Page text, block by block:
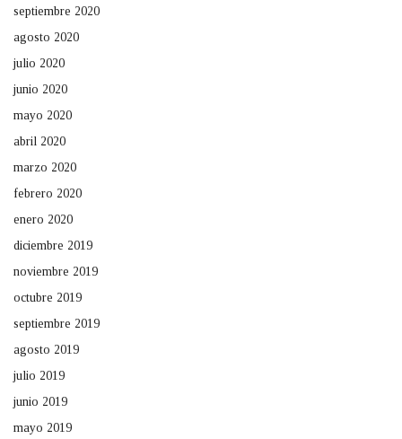
septiembre 2020
agosto 2020
julio 2020
junio 2020
mayo 2020
abril 2020
marzo 2020
febrero 2020
enero 2020
diciembre 2019
noviembre 2019
octubre 2019
septiembre 2019
agosto 2019
julio 2019
junio 2019
mayo 2019